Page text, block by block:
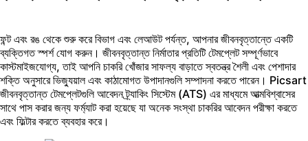
ফন্টএবং রঙ থেকে শুরু করে বিভাগ এবং লেআউট পর্যন্ত, আপনার জীবনবৃত্তান্তে একটি
ব্যক্তিগত স্পর্শ যোগ করুন। জীবনবৃত্তান্ত নির্মাতার প্রতিটি টেমপ্লেট সম্পূর্ণভাবে
কাস্টমাইজযোগ্য, তাই আপনি চাকরি খোঁজার সাফল্য বাড়াতে স্বতন্ত্র শৈলী এবং পেশাদার
শক্তি অনুসারে ভিজ্যুয়াল এবং কাঠামোগত উপাদানগুলি সম্পাদনা করতে পারেন। Picsart
জীবনবৃত্তান্ত টেমপ্লেটগুলি আবেদন ট্র্যাকিং সিস্টেম (ATS) এর মাধ্যমে আত্মবিশ্বাসের
সাথে পাস করার জন্য ফর্ম্যাট করা হয়েছে যা অনেক সংস্থা চাকরির আবেদন পরীক্ষা করতে
এবং ফিল্টার করতে ব্যবহার করে।